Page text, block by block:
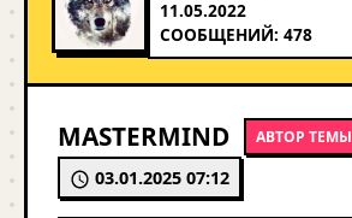
11.05.2022
СООБЩЕНИЙ: 478
MASTERMIND АВТОР ТЕМЫ
03.01.2025 07:12